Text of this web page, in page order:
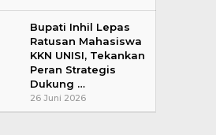
Bupati Inhil Lepas
Ratusan Mahasiswa
KKN UNISI, Tekankan
Peran Strategis
Dukung …
26 Juni 2026